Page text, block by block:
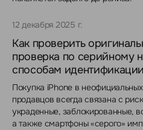
12 декабря 2025 г.
Как проверить
проверка по серийному
способам идентификации
Покупка iPhone в
продавцов всегда связана с
украденные, заблокированные,
а также смартфоны «серого»